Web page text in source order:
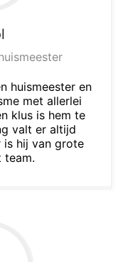
huismeester en
met allerlei
klus is hem te
valt er altijd
is hij van grote
team.